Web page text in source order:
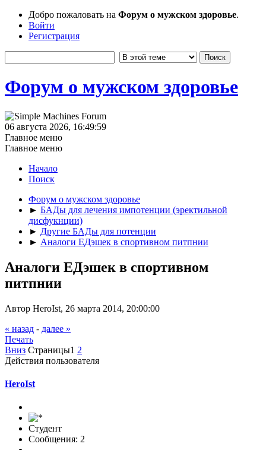
Добро пожаловать на Форум о мужском здоровье.
Войти
Регистрация
Форум о мужском здоровье
06 августа 2026, 16:49:59
Главное меню
Главное меню
Начало
Поиск
Форум о мужском здоровье
► БАДы для лечения импотенции (эректильной
дисфукнции)
► Другие БАДы для потенции
► Аналоги ЕДэшек в спортивном питпнии
Аналоги ЕДэшек в спортивном
питпнии
Автор HeroIst, 26 марта 2014, 20:00:00
« назад - далее »
Печать
Вниз Страницы1 2
Действия пользователя
HeroIst
Студент
Сообщения: 2